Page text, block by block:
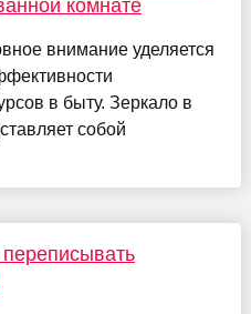
комнате
внимание уделяется
в быту. Зеркало в
собой